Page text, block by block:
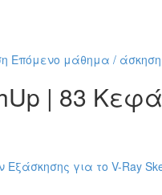
Επόμενο μάθημα / άσκηση
| 83
για το V-Ray